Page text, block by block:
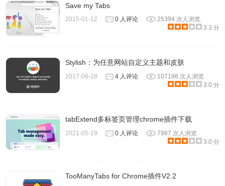
Save my Tabs
2015-01-12 0 人评论
25394 次人浏览
3.3 分
Stylish：为任意网站自定义主题和皮肤
2017-06-28 4 人评论
107198 次人浏览
3.0 分
tabExtend多标签页管理chrome插件下载
2021-05-19 0 人评论
7987 次人浏览
3.0 分
TooManyTabs for Chrome插件V2.2